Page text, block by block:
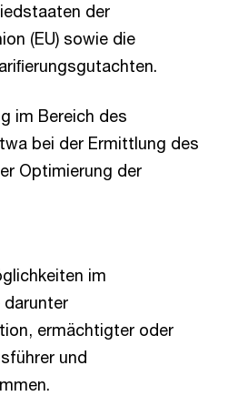
der
(EU) sowie die
im Bereich des
bei der Ermittlung des
Optimierung der
im
darunter
ermächtigter oder
und